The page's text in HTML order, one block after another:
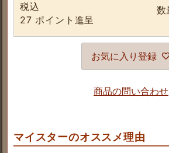
税込
27 ポイント進呈
お気に入り登録
商品の問い合わせ
マイスターのオススメ理由